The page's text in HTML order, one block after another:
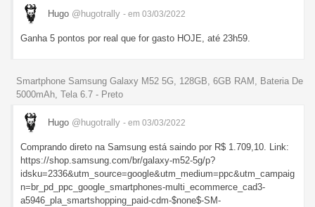
Hugo @hugotrally - em 03/03/2022
Ganha 5 pontos por real que for gasto HOJE, até 23h59.
Smartphone Samsung Galaxy M52 5G, 128GB, 6GB RAM, Bateria De
5000mAh, Tela 6.7 - Preto
Hugo @hugotrally - em 03/03/2022
Comprando direto na Samsung está saindo por R$ 1.709,10. Link:
https://shop.samsung.com/br/galaxy-m52-5g/p?
idsku=2336&utm_source=google&utm_medium=ppc&utm_campaig
n=br_pd_ppc_google_smartphones-multi_ecommerce_cad3-
a5946_pla_smartshopping_paid-cdm-$none$-SM-